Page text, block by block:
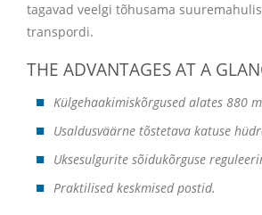
tagavad veelgi tõhusama
transpordi.
THE ADVANTAGES AT A
Külgehaakimiskõrgused alates 880
Usaldusväärne tõstetava katuse
Uksesulgurite sõidukõrguse
Praktilised keskmised postid.